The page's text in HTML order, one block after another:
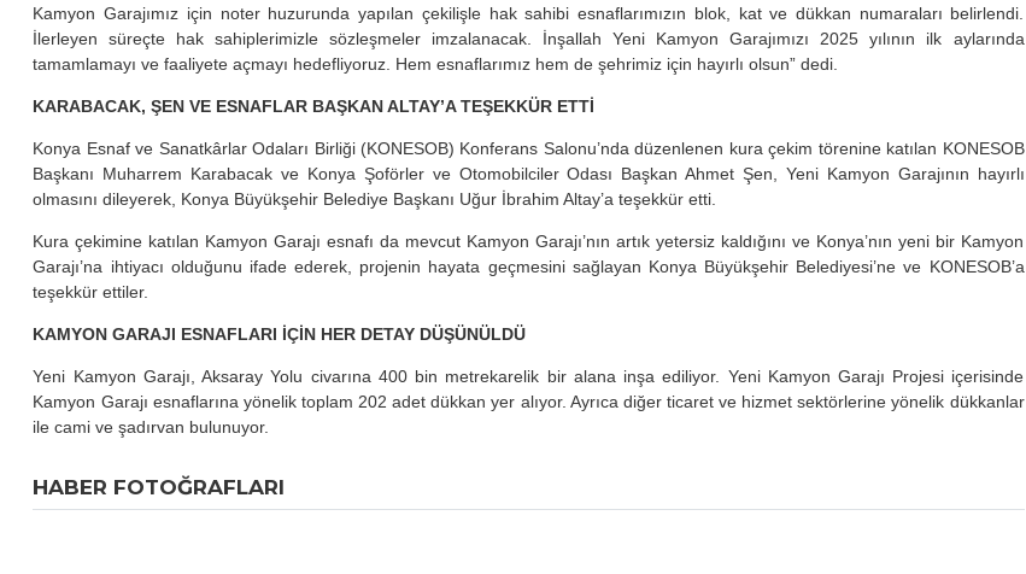
Kamyon Garajımız için noter huzurunda yapılan çekilişle hak sahibi esnaflarımızın blok, kat ve dükkan numaraları belirlendi.
İlerleyen süreçte hak sahiplerimizle sözleşmeler imzalanacak. İnşallah Yeni Kamyon Garajımızı 2025 yılının ilk aylarında
tamamlamayı ve faaliyete açmayı hedefliyoruz. Hem esnaflarımız hem de şehrimiz için hayırlı olsun” dedi.
KARABACAK, ŞEN VE ESNAFLAR BAŞKAN ALTAY’A TEŞEKKÜR ETTİ
Konya Esnaf ve Sanatkârlar Odaları Birliği (KONESOB) Konferans Salonu’nda düzenlenen kura çekim törenine katılan KONESOB
Başkanı Muharrem Karabacak ve Konya Şoförler ve Otomobilciler Odası Başkan Ahmet Şen, Yeni Kamyon Garajının hayırlı
olmasını dileyerek, Konya Büyükşehir Belediye Başkanı Uğur İbrahim Altay’a teşekkür etti.
Kura çekimine katılan Kamyon Garajı esnafı da mevcut Kamyon Garajı’nın artık yetersiz kaldığını ve Konya’nın yeni bir Kamyon
Garajı’na ihtiyacı olduğunu ifade ederek, projenin hayata geçmesini sağlayan Konya Büyükşehir Belediyesi’ne ve KONESOB’a
teşekkür ettiler.
KAMYON GARAJI ESNAFLARI İÇİN HER DETAY DÜŞÜNÜLDÜ
Yeni Kamyon Garajı, Aksaray Yolu civarına 400 bin metrekarelik bir alana inşa ediliyor. Yeni Kamyon Garajı Projesi içerisinde
Kamyon Garajı esnaflarına yönelik toplam 202 adet dükkan yer alıyor. Ayrıca diğer ticaret ve hizmet sektörlerine yönelik dükkanlar
ile cami ve şadırvan bulunuyor.
HABER FOTOĞRAFLARI